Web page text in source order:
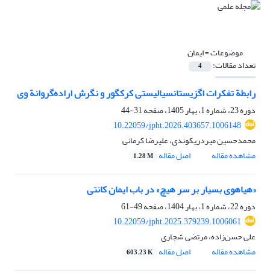
موضوعات =ایمان
تعداد مقالات: 4
رابطة تفکرات اگزیستانسیالیستی کرکگور و نگرش اراده‌گروانة وی
دوره 23، شماره 1، بهار 1405، صفحه
31-44
10.22059/jpht.2026.403657.1006148
محمدحسین میردریکوندی، علیرضا کرمانی
مشاهده مقاله
اصل مقاله 1.28 M
«هیاهوی بسیار بر سر هیچ» در باب ایمان کانتی
دوره 22، شماره 1، بهار 1404، صفحه
49-61
10.22059/jpht.2025.379239.1006061
علی حسن‌زاده، مرتضی شجاری
مشاهده مقاله
اصل مقاله 603.23 K